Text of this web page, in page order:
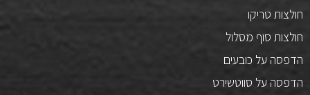
חולצות טריקו
חולצות סוף מסלול
הדפסה על כובעים
הדפסה על סווטשירט